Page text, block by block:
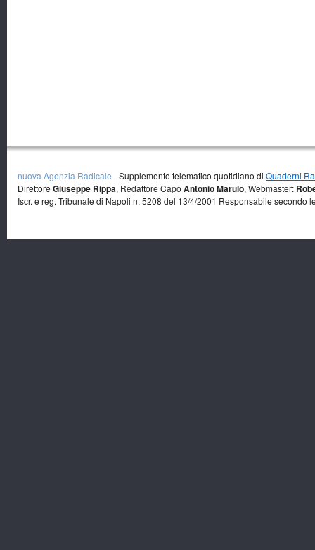
nuova Agenzia Radicale - Supplemento telematico quotidiano di Quaderni
Direttore Giuseppe Rippa, Redattore Capo Antonio Marulo, Webmaster:
Iscr. e reg. Tribunale di Napoli n. 5208 del 13/4/2001 Responsabile secondo